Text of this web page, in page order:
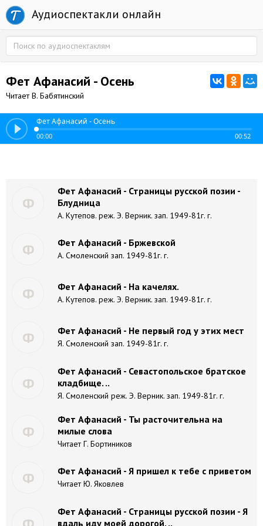
Аудиоспектакли онлайн
Фет Афанасий - Осень
Читает В. Бабятинский
Фет Афанасий - Осень
00:00 00:52
Ф
Фет Афанасий - Страницы русской позии -
Блудница
А. Кутепов. реж. Э. Верник. зап. 1949-81г. г.
Ф Фет Афанасий - Бржевской
А. Смоленский зап. 1949-81г. г.
Ф Фет Афанасий - На качелях.
А. Кутепов. реж. Э. Верник. зап. 1949-81г. г.
Ф Фет Афанасий - Не первый год у этих мест
Я. Смоленский зап. 1949-81г. г.
Ф
Фет Афанасий - Севастопольское братское
кладбище. ..
Я. Смоленский реж. Э. Верник. зап. 1949-81г. г.
Ф
Фет Афанасий - Ты расточительна на
милые слова
Читает Г. Бортиников
Ф Фет Афанасий - Я пришел к тебе с приветом
Читает Ю. Яковлев
Фет Афанасий - Страницы русской позии - Я
вдаль иду моей дорогой. ..